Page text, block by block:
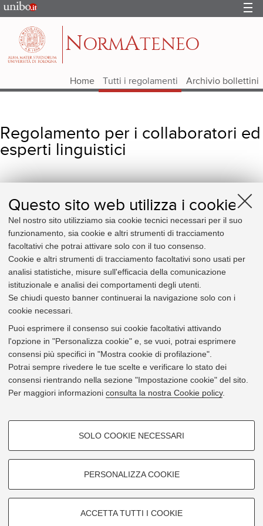
Questo sito web utilizza i cookie
Nel nostro sito utilizziamo sia cookie tecnici necessari per il suo
funzionamento, sia cookie e altri strumenti di tracciamento
facoltativi che potrai attivare solo con il tuo consenso.
Cookie e altri strumenti di tracciamento facoltativi sono usati per
analisi statistiche, misure sull'efficacia della comunicazione
istituzionale e analisi dei comportamenti degli utenti.
Se chiudi questo banner continuerai la navigazione solo con i
cookie necessari.
Puoi esprimere il consenso sui cookie facoltativi attivando
l'opzione in "Personalizza cookie" e, se vuoi, potrai esprimere
consensi più specifici in "Mostra cookie di profilazione".
Potrai sempre rivedere le tue scelte e verificare lo stato dei
consensi rientrando nella sezione "Impostazione cookie" del sito.
Per maggiori informazioni consulta la nostra Cookie policy.
COOKIE DI PROFILAZIONE -
Si tratta di cookie utilizzati per analizzare le caratteristiche della
navigazione degli utenti, creare profili in base al loro comportamento sul
Mostra cookie di profilazione
SOLO COOKIE NECESSARI
PERSONALIZZA COOKIE
ACCETTA TUTTI I COOKIE
Portale
d'Ateneo
NORMATENEO
Home Tutti i regolamenti Archivio bollettini
Regolamento per i collaboratori ed
esperti linguistici
Regolamento
PDF 46 KB
16/12/2011
Decreto Rettoralen° 1145 del 30/11/2011
Bollettino Ufficialen° 186 del 15/12/2011
Tipologia:
di Ateneo
Relativo a:
Personale
Utile per:
Docente
Personale Tecnico-amministrativo
APOS - Area del Personale
©Copyright 2024 - ALMA MATER STUDIORUM - Università di Bologna - Via